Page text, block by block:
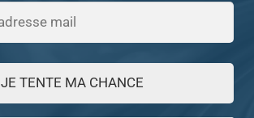
JE TENTE MA CHANCE